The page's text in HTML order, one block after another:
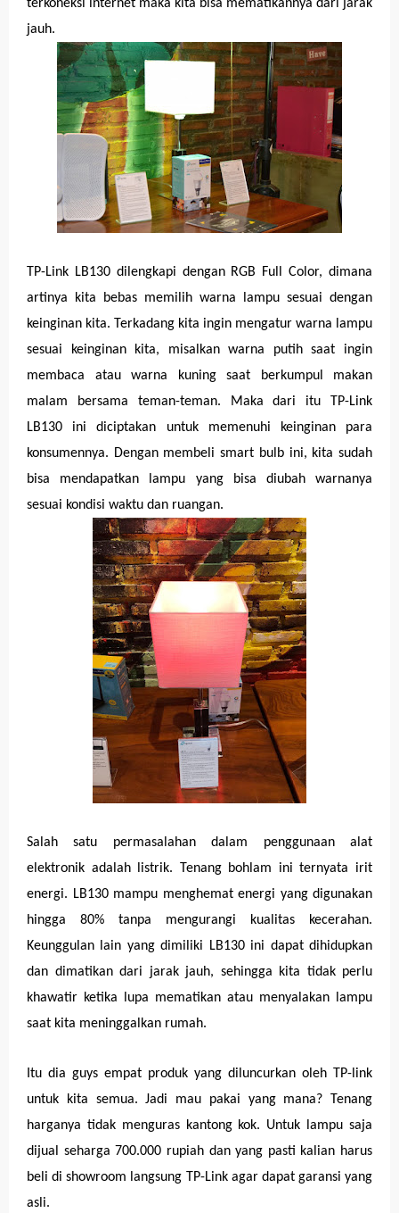
terkoneksi internet maka kita bisa mematikannya dari jarak
jauh.
TP-Link LB130 dilengkapi dengan RGB Full Color, dimana
artinya kita bebas memilih warna lampu sesuai dengan
keinginan kita. Terkadang kita ingin mengatur warna lampu
sesuai keinginan kita, misalkan warna putih saat ingin
membaca atau warna kuning saat berkumpul makan
malam bersama teman-teman. Maka dari itu TP-Link
LB130 ini diciptakan untuk memenuhi keinginan para
konsumennya. Dengan membeli smart bulb ini, kita sudah
bisa mendapatkan lampu yang bisa diubah warnanya
sesuai kondisi waktu dan ruangan.
Salah satu permasalahan dalam penggunaan alat
elektronik adalah listrik. Tenang bohlam ini ternyata irit
energi. LB130 mampu menghemat energi yang digunakan
hingga 80% tanpa mengurangi kualitas kecerahan.
Keunggulan lain yang dimiliki LB130 ini dapat dihidupkan
dan dimatikan dari jarak jauh, sehingga kita tidak perlu
khawatir ketika lupa mematikan atau menyalakan lampu
saat kita meninggalkan rumah.
Itu dia guys empat produk yang diluncurkan oleh TP-link
untuk kita semua. Jadi mau pakai yang mana? Tenang
harganya tidak menguras kantong kok. Untuk lampu saja
dijual seharga 700.000 rupiah dan yang pasti kalian harus
beli di showroom langsung TP-Link agar dapat garansi yang
asli.